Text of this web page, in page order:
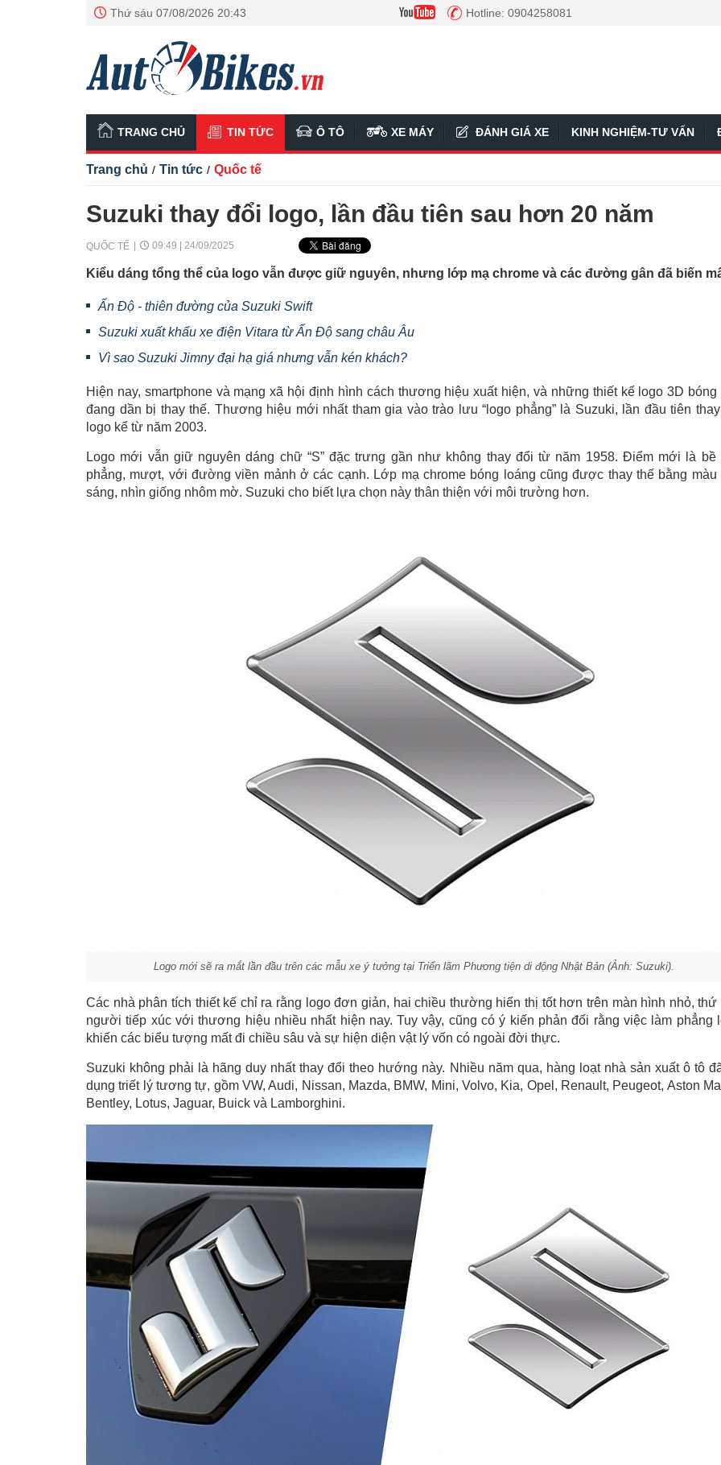
Thứ sáu 07/08/2026 20:43 Hotline: 0904258081
TRANG CHỦ TIN TỨC Ô TÔ XE MÁY ĐÁNH GIÁ XE KINH NGHIỆM-TƯ VẤN
Trang chủ / Tin tức / Quốc tế
Suzuki thay đổi logo, lần đầu tiên sau hơn 20 năm
QUỐC TẾ 09:49 | 24/09/2025
Kiểu dáng tổng thể của logo vẫn được giữ nguyên, nhưng lớp mạ chrome và các đường gân đã biến
Ấn Độ - thiên đường của Suzuki Swift
Suzuki xuất khẩu xe điện Vitara từ Ấn Độ sang châu Âu
Vì sao Suzuki Jimny đại hạ giá nhưng vẫn kén khách?
Hiện nay, smartphone và mạng xã hội định hình cách thương hiệu xuất hiện, và những thiết kế logo 3D bóng
đang dần bị thay thế. Thương hiệu mới nhất tham gia vào trào lưu “logo phẳng” là Suzuki, lần đầu tiên
logo kể từ năm 2003.
Logo mới vẫn giữ nguyên dáng chữ “S” đặc trưng gần như không thay đổi từ năm 1958. Điểm mới là bề
phẳng, mượt, với đường viền mảnh ở các cạnh. Lớp mạ chrome bóng loáng cũng được thay thế bằng màu
sáng, nhìn giống nhôm mờ. Suzuki cho biết lựa chọn này thân thiện với môi trường hơn.
Logo mới sẽ ra mắt lần đầu trên các mẫu xe ý tưởng tại Triển lãm Phương tiện di động Nhật Bản (Ảnh: Suzuki).
Các nhà phân tích thiết kế chỉ ra rằng logo đơn giản, hai chiều thường hiển thị tốt hơn trên màn hình nhỏ, thứ
người tiếp xúc với thương hiệu nhiều nhất hiện nay. Tuy vậy, cũng có ý kiến phản đối rằng việc làm phẳng
khiến các biểu tượng mất đi chiều sâu và sự hiện diện vật lý vốn có ngoài đời thực.
Suzuki không phải là hãng duy nhất thay đổi theo hướng này. Nhiều năm qua, hàng loạt nhà sản xuất ô tô
dụng triết lý tương tự, gồm VW, Audi, Nissan, Mazda, BMW, Mini, Volvo, Kia, Opel, Renault, Peugeot, Aston
Bentley, Lotus, Jaguar, Buick và Lamborghini.